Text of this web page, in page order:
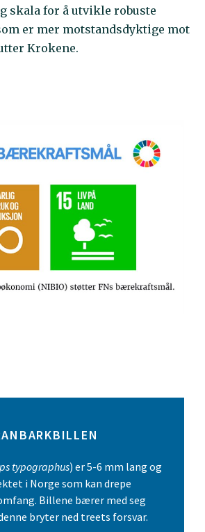
skala for å utvikle robuste
er mer motstandsdyktige mot
Krokene.
typographus) er 5-6 mm lang og
i Norge som kan drepe
Billene bærer med seg
bryter ned treets forsvar.